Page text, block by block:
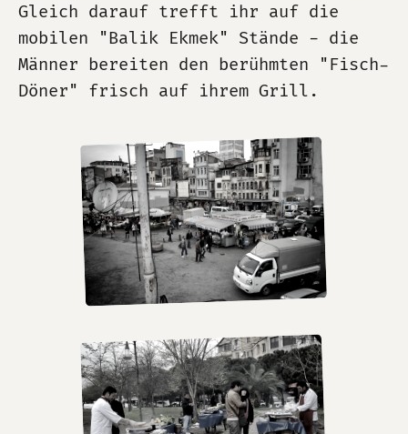
Gleich darauf trefft ihr auf die
mobilen "Balik Ekmek" Stände - die
Männer bereiten den berühmten "Fisch-
Döner" frisch auf ihrem Grill.